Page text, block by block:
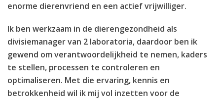
enorme dierenvriend en een actief vrijwilliger.
Ik ben werkzaam in de dierengezondheid als
divisiemanager van 2 laboratoria, daardoor ben ik
gewend om verantwoordelijkheid te nemen, kaders
te stellen, processen te controleren en
optimaliseren. Met die ervaring, kennis en
betrokkenheid wil ik mij vol inzetten voor de